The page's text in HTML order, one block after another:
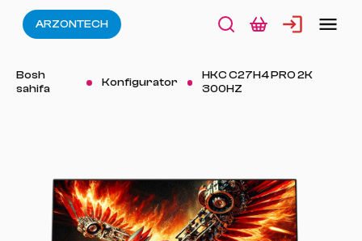
ARZONTECH
Bosh
sahifa
Konfigurator
HKC C27H4 PRO 2K
300HZ